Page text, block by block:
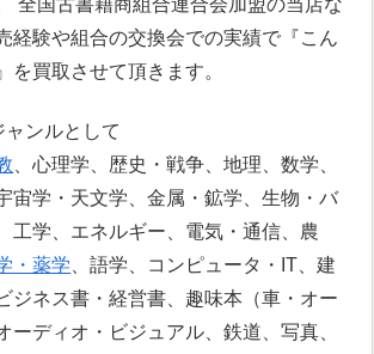
経験や組合の交換会での実績で『こん
を買取させて頂きます。
ンルとして
、心理学、歴史・戦争、地理、数学、
宙学・天文学、金属・鉱学、生物・バ
工学、エネルギー、電気・通信、農
・薬学 、語学、コンピュータ・IT、建
ジネス書・経営書、趣味本（車・オー
ーディオ・ビジュアル、鉄道、写真、